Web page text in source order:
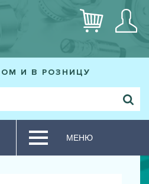
И В РОЗНИЦУ
МЕНЮ